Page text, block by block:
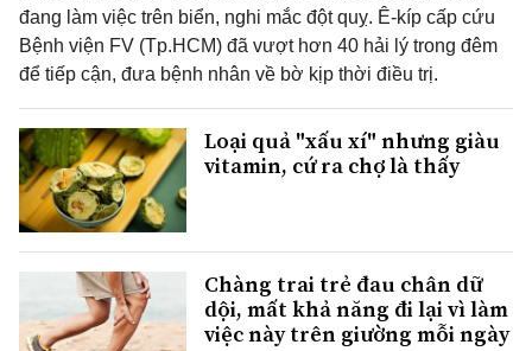
đang làm việc trên biển, nghi mắc đột quỵ. Ê-kíp cấp cứu
Bệnh viện FV (Tp.HCM) đã vượt hơn 40 hải lý trong đêm
để tiếp cận, đưa bệnh nhân về bờ kịp thời điều trị.
Loại quả "xấu xí" nhưng giàu
vitamin, cứ ra chợ là thấy
Chàng trai trẻ đau chân dữ
dội, mất khả năng đi lại vì làm
việc này trên giường mỗi ngày